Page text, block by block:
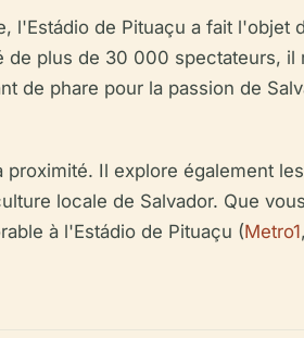
l'Estádio de Pituaçu a fait l'objet
plus de 30 000 spectateurs, il
de phare pour la passion de
Il explore également
locale de Salvador. Que
à l'Estádio de Pituaçu (Metro1,